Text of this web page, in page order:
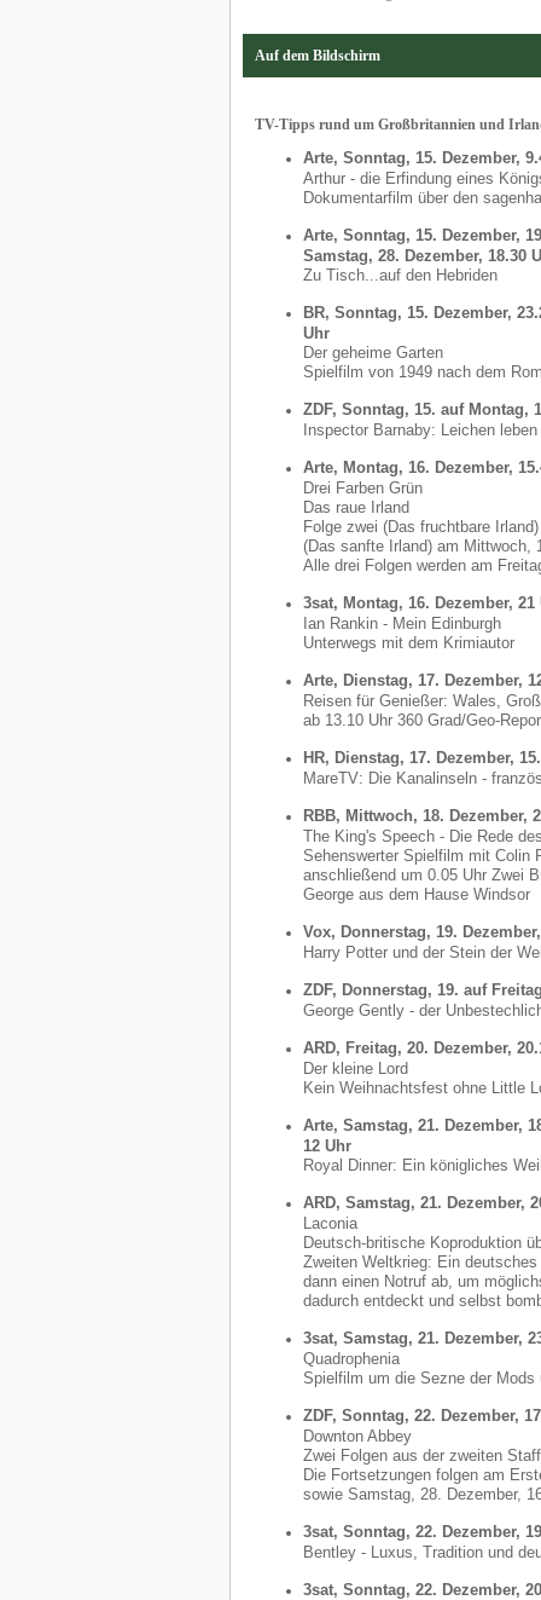
Auf dem Bildschirm
TV-Tipps rund um Großbritannien und
Arte, Sonntag, 15. Dezember,
Arthur - die Erfindung eines
Dokumentarfilm über den
Arte, Sonntag, 15. Dezember,
Samstag, 28. Dezember, 18.30
Zu Tisch...auf den Hebriden
BR, Sonntag, 15. Dezember,
Uhr
Der geheime Garten
Spielfilm von 1949 nach dem
ZDF, Sonntag, 15. auf Montag,
Inspector Barnaby: Leichen leben
Arte, Montag, 16. Dezember,
Drei Farben Grün
Das raue Irland
Folge zwei (Das fruchtbare
(Das sanfte Irland) am Mittwoch,
Alle drei Folgen werden am
3sat, Montag, 16. Dezember, 21
Ian Rankin - Mein Edinburgh
Unterwegs mit dem Krimiautor
Arte, Dienstag, 17. Dezember,
Reisen für Genießer: Wales,
ab 13.10 Uhr 360 Grad/Geo-
HR, Dienstag, 17. Dezember,
MareTV: Die Kanalinseln -
RBB, Mittwoch, 18. Dezember,
The King's Speech - Die Rede
Sehenswerter Spielfilm mit Colin
anschließend um 0.05 Uhr Zwei
George aus dem Hause Windsor
Vox, Donnerstag, 19.
Harry Potter und der Stein der
ZDF, Donnerstag, 19. auf
George Gently - der
ARD, Freitag, 20. Dezember,
Der kleine Lord
Kein Weihnachtsfest ohne Little
Arte, Samstag, 21. Dezember,
12 Uhr
Royal Dinner: Ein königliches
ARD, Samstag, 21. Dezember,
Laconia
Deutsch-britische Koproduktion
Zweiten Weltkrieg: Ein
dann einen Notruf ab, um
dadurch entdeckt und selbst
3sat, Samstag, 21. Dezember,
Quadrophenia
Spielfilm um die Sezne der
ZDF, Sonntag, 22. Dezember,
Downton Abbey
Zwei Folgen aus der zweiten
Die Fortsetzungen folgen am
sowie Samstag, 28. Dezember,
3sat, Sonntag, 22. Dezember,
Bentley - Luxus, Tradition und
3sat, Sonntag, 22. Dezember,